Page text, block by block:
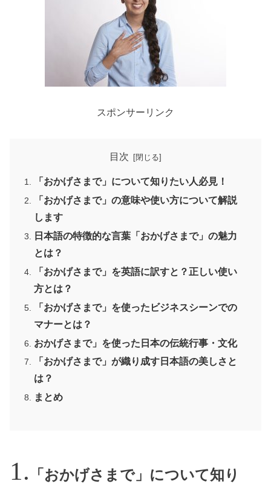
スポンサーリンク
目次
「おかげさまで」について知りたい人必見！
「おかげさまで」の意味や使い方について解説
します
日本語の特徴的な言葉「おかげさまで」の魅力
とは？
「おかげさまで」を英語に訳すと？正しい使い
方とは？
「おかげさまで」を使ったビジネスシーンでの
マナーとは？
おかげさまで」を使った日本の伝統行事・文化
「おかげさまで」が織り成す日本語の美しさと
は？
まとめ
「おかげさまで」について知り